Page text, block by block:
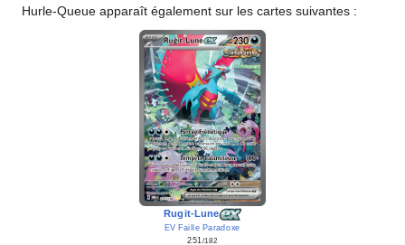
Hurle-Queue apparaît également sur les cartes suivantes :
Rugit-Lune
EV Faille Paradoxe
251 /182